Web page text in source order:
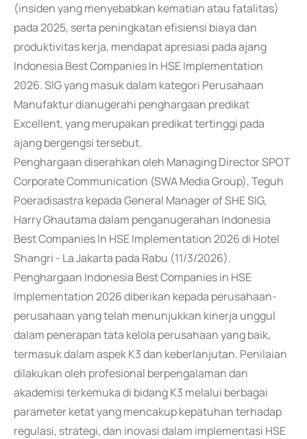
(insiden yang menyebabkan kematian atau fatalitas)
pada 2025, serta peningkatan efisiensi biaya dan
produktivitas kerja, mendapat apresiasi pada ajang
Indonesia Best Companies In HSE Implementation
2026. SIG yang masuk dalam kategori Perusahaan
Manufaktur dianugerahi penghargaan predikat
Excellent, yang merupakan predikat tertinggi pada
ajang bergengsi tersebut.
Penghargaan diserahkan oleh Managing Director SPOT
Corporate Communication (SWA Media Group), Teguh
Poeradisastra kepada General Manager of SHE SIG,
Harry Ghautama dalam penganugerahan Indonesia
Best Companies In HSE Implementation 2026 di Hotel
Shangri - La Jakarta pada Rabu (11/3/2026).
Penghargaan Indonesia Best Companies in HSE
Implementation 2026 diberikan kepada perusahaan-
perusahaan yang telah menunjukkan kinerja unggul
dalam penerapan tata kelola perusahaan yang baik,
termasuk dalam aspek K3 dan keberlanjutan. Penilaian
dilakukan oleh profesional berpengalaman dan
akademisi terkemuka di bidang K3 melalui berbagai
parameter ketat yang mencakup kepatuhan terhadap
regulasi, strategi, dan inovasi dalam implementasi HSE